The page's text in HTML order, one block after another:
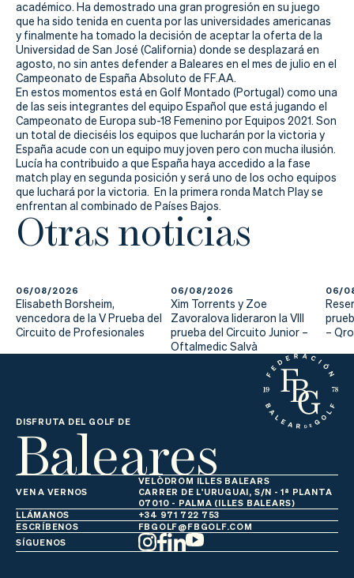
académico. Ha demostrado una gran progresión en su juego
que ha sido tenida en cuenta por las universidades americanas
y finalmente ha tomado la decisión de aceptar la oferta de la
Universidad de San José (California) donde se desplazará en
agosto, no sin antes defender a Baleares en el mes de julio en el
Campeonato de España Absoluto de FF.AA.
En estos momentos está en Golf Montado (Portugal) como una
de las seis integrantes del equipo Español que está jugando el
Campeonato de Europa sub-18 Femenino por Equipos 2021. Son
un total de dieciséis los equipos que lucharán por la victoria y
España acude con un equipo muy joven pero con mucha ilusión.
Lucía ha contribuido a que España haya accedido a la fase
match play en segunda posición y será uno de los ocho equipos
que luchará por la victoria. En la primera ronda Match Play se
enfrentan al combinado de Países Bajos.
Otras noticias
06/08/2026
Elisabeth Borsheim,
vencedora de la V Prueba del
Circuito de Profesionales
06/08/2026
Xim Torrents y Zoe
Zavoralova lideraron la VIII
prueba del Circuito Junior –
Oftalmedic Salvà
06/
–
DISFRUTA DEL GOLF DE
Baleares
VEN A VERNOS
VELÒDROM ILLES BALEARS
CARRER DE L'URUGUAI, S/N - 1ª PLANTA
07010 - PALMA (ILLES BALEARS)
LLÁMANOS
+34 971 722 753
ESCRÍBENOS
FBGOLF@FBGOLF.COM
SÍGUENOS